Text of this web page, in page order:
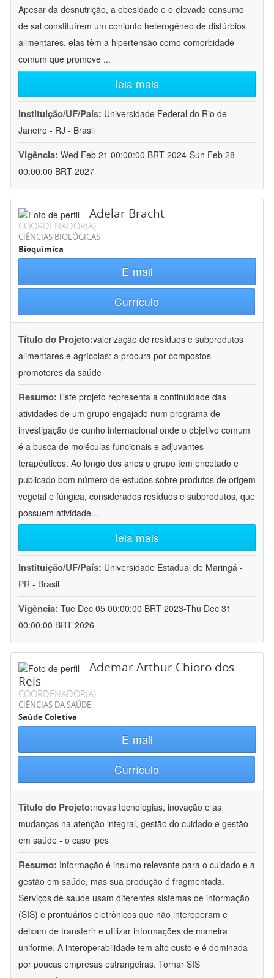
Apesar da desnutrição, a obesidade e o elevado consumo
de sal constituírem um conjunto heterogêneo de distúrbios
alimentares, elas têm a hipertensão como comorbidade
comum que promove ...
leia mais
Instituição/UF/País: Universidade Federal do Rio de
Janeiro - RJ - Brasil
Vigência: Wed Feb 21 00:00:00 BRT 2024-Sun Feb 28
00:00:00 BRT 2027
Adelar Bracht
COORDENADOR(A)
CIÊNCIAS BIOLÓGICAS
Bioquímica
E-mail
Currículo
Título do Projeto:valorização de resíduos e subprodutos
alimentares e agrícolas: a procura por compostos
promotores da saúde
Resumo: Este projeto representa a continuidade das
atividades de um grupo engajado num programa de
investigação de cunho internacional onde o objetivo comum
é a busca de moléculas funcionais e adjuvantes
terapêuticos. Ao longo dos anos o grupo tem encetado e
publicado bom número de estudos sobre produtos de origem
vegetal e fúngica, considerados resíduos e subprodutos, que
possuem atividade...
leia mais
Instituição/UF/País: Universidade Estadual de Maringá -
PR - Brasil
Vigência: Tue Dec 05 00:00:00 BRT 2023-Thu Dec 31
00:00:00 BRT 2026
Ademar Arthur Chioro dos
Reis
COORDENADOR(A)
CIÊNCIAS DA SAÚDE
Saúde Coletiva
E-mail
Currículo
Título do Projeto:novas tecnologias, inovação e as
mudanças na atenção integral, gestão do cuidado e gestão
em saúde - o caso ipes
Resumo: Informação é insumo relevante para o cuidado e a
gestão em saúde, mas sua produção é fragmentada.
Serviços de saúde usam diferentes sistemas de informação
(SIS) e prontuários eletrônicos que não interoperam e
deixam de transferir e utilizar informações de maneira
uniforme. A interoperabilidade tem alto custo e é dominada
por poucas empresas estrangeiras. Tornar SIS